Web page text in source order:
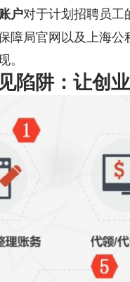
户​对于计划招聘员
障局官网以及上海
陷阱：让创